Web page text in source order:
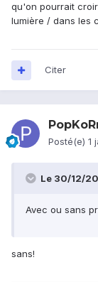
qu'on pourrait
lumière / dans les
Citer
Posté(e) 1
Le 30/12/
Avec ou sans
sans!